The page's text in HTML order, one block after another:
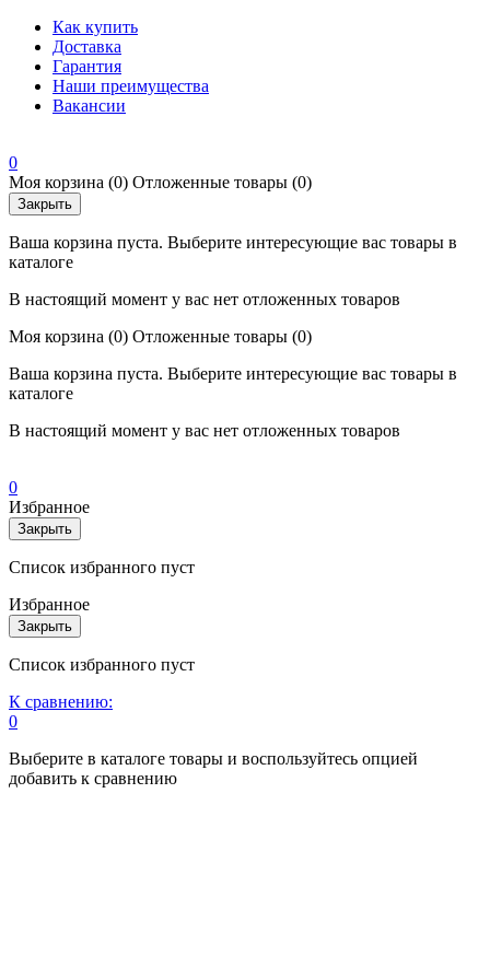
Как купить
Доставка
Гарантия
Наши преимущества
Вакансии
0
Моя корзина (0) Отложенные товары (0)
Закрыть
Ваша корзина пуста. Выберите интересующие вас товары в
каталоге
В настоящий момент у вас нет отложенных товаров
Моя корзина (0) Отложенные товары (0)
Ваша корзина пуста. Выберите интересующие вас товары в
каталоге
В настоящий момент у вас нет отложенных товаров
0
Избранное
Закрыть
Список избранного пуст
Избранное
Закрыть
Список избранного пуст
К сравнению:
0
Выберите в каталоге товары и воспользуйтесь опцией
добавить к сравнению